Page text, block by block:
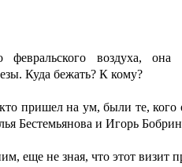
февральского воздуха,
Куда бежать? К кому?
пришел на ум, были те, кого
Бестемьянова и Игорь
еще не зная, что этот визит